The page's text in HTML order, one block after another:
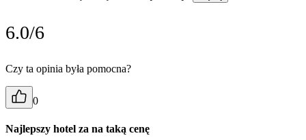
6.0/6
Czy ta opinia była pomocna?
0
Najlepszy hotel za na taką cenę